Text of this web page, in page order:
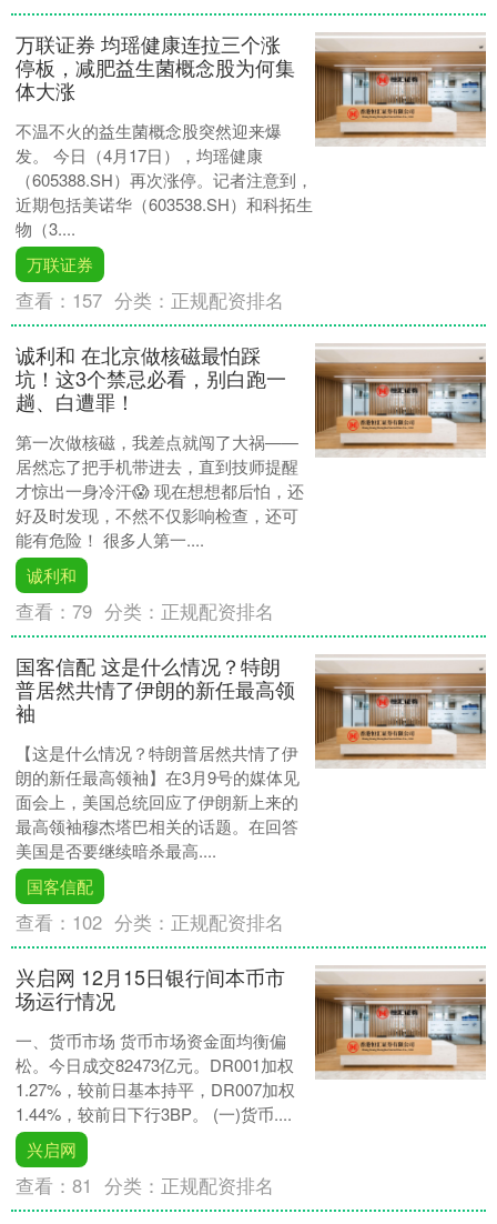
万联证券 均瑶健康连拉三个涨
停板，减肥益生菌概念股为何集
体大涨
不温不火的益生菌概念股突然迎来爆
发。 今日（4月17日），均瑶健康
（605388.SH）再次涨停。记者注意到，
近期包括美诺华（603538.SH）和科拓生
物（3....
万联证券
查看： 157 分类： 正规配资排名
诚利和 在北京做核磁最怕踩
坑！这3个禁忌必看，别白跑一
趟、白遭罪！
第一次做核磁，我差点就闯了大祸——
居然忘了把手机带进去，直到技师提醒
才惊出一身冷汗😱 现在想想都后怕，还
好及时发现，不然不仅影响检查，还可
能有危险！ 很多人第一....
诚利和
查看：79 分类： 正规配资排名
国客信配 这是什么情况？特朗
普居然共情了伊朗的新任最高领
袖
【这是什么情况？特朗普居然共情了伊
朗的新任最高领袖】在3月9号的媒体见
面会上，美国总统回应了伊朗新上来的
最高领袖穆杰塔巴相关的话题。在回答
美国是否要继续暗杀最高....
国客信配
查看： 102 分类： 正规配资排名
兴启网 12月15日银行间本币市
场运行情况
一、货币市场 货币市场资金面均衡偏
松。今日成交82473亿元。DR001加权
1.27%，较前日基本持平，DR007加权
1.44%，较前日下行3BP。 (一)货币....
兴启网
查看：81 分类： 正规配资排名